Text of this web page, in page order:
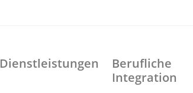
Dienstleistungen
Berufliche
Integration